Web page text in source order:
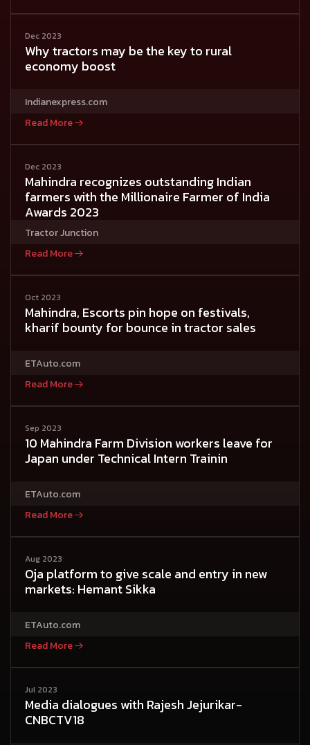
Dec 2023
Why tractors may be the key to rural
economy boost
Indianexpress.com
Read More
Dec 2023
Mahindra recognizes outstanding Indian
farmers with the Millionaire Farmer of India
Awards 2023
Tractor Junction
Read More
Oct 2023
Mahindra, Escorts pin hope on festivals,
kharif bounty for bounce in tractor sales
ETAuto.com
Read More
Sep 2023
10 Mahindra Farm Division workers leave for
Japan under Technical Intern Trainin
ETAuto.com
Read More
Aug 2023
Oja platform to give scale and entry in new
markets: Hemant Sikka
ETAuto.com
Read More
Jul 2023
Media dialogues with Rajesh Jejurikar-
CNBCTV18